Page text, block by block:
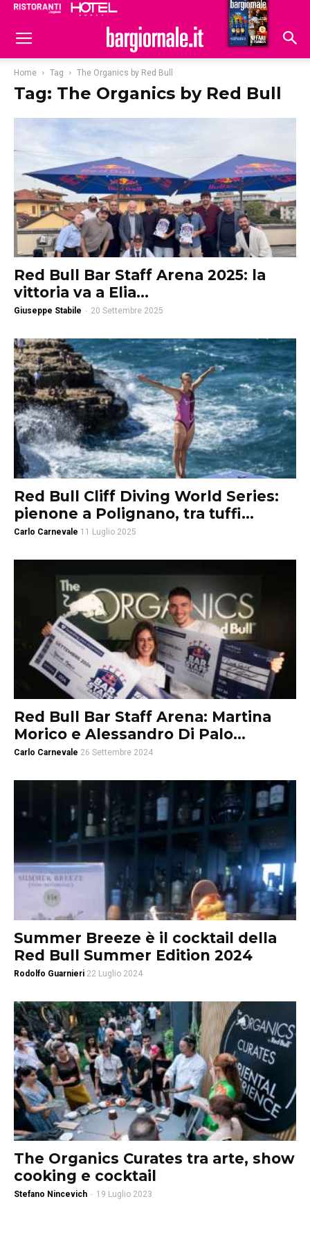
Hoteldomani
Home Tag The Organics by Red Bull
Tag: The Organics by Red Bull
Red Bull Bar Staff Arena 2025: la
vittoria va a Elia...
Giuseppe Stabile - 20 Settembre 2025
Red Bull Cliff Diving World Series:
pienone a Polignano, tra tuffi...
Carlo Carnevale 11 Luglio 2025
Red Bull Bar Staff Arena: Martina
Morico e Alessandro Di Palo...
Carlo Carnevale 26 Settembre 2024
Summer Breeze è il cocktail della
Red Bull Summer Edition 2024
Rodolfo Guarnieri 22 Luglio 2024
The Organics Curates tra arte, show
cooking e cocktail
Stefano Nincevich - 19 Luglio 2023